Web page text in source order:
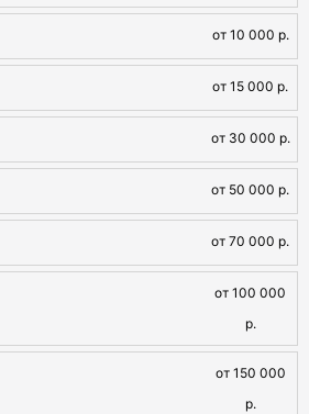
от 10 000 р.
от 15 000 р.
от 30 000 р.
от 50 000 р.
от 70 000 р.
от 100 000
р.
от 150 000
р.